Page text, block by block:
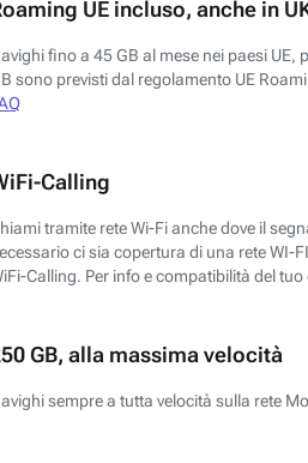
UE incluso, anche in
fino a 45 GB al mese nei paesi
sono previsti dal regolamento UE
Calling
tramite rete Wi-Fi anche dove il
ci sia copertura di una rete WI-
Calling. Per info e compatibilità del
GB, alla massima velocità
sempre a tutta velocità sulla rete